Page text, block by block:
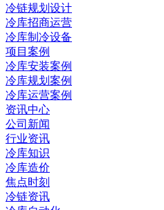
冷链规划设计
冷库招商运营
冷库制冷设备
项目案例
冷库安装案例
冷库规划案例
冷库运营案例
资讯中心
公司新闻
行业资讯
冷库知识
冷库造价
焦点时刻
冷链资讯